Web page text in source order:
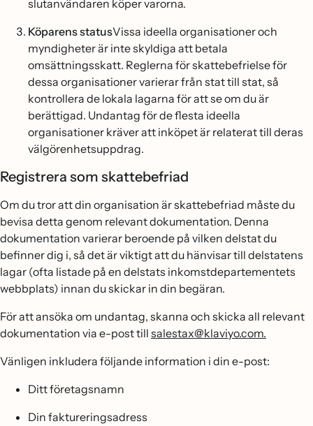
slutanvändaren köper varorna.
Köparens statusVissa ideella organisationer och
myndigheter är inte skyldiga att betala
omsättningsskatt. Reglerna för skattebefrielse för
dessa organisationer varierar från stat till stat, så
kontrollera de lokala lagarna för att se om du är
berättigad. Undantag för de flesta ideella
organisationer kräver att inköpet är relaterat till deras
välgörenhetsuppdrag.
Registrera som skattebefriad
Om du tror att din organisation är skattebefriad måste du
bevisa detta genom relevant dokumentation. Denna
dokumentation varierar beroende på vilken delstat du
befinner dig i, så det är viktigt att du hänvisar till delstatens
lagar (ofta listade på en delstats inkomstdepartementets
webbplats) innan du skickar in din begäran.
För att ansöka om undantag, skanna och skicka all relevant
dokumentation via e-post till salestax@klaviyo.com.
Vänligen inkludera följande information i din e-post:
Ditt företagsnamn
Din faktureringsadress